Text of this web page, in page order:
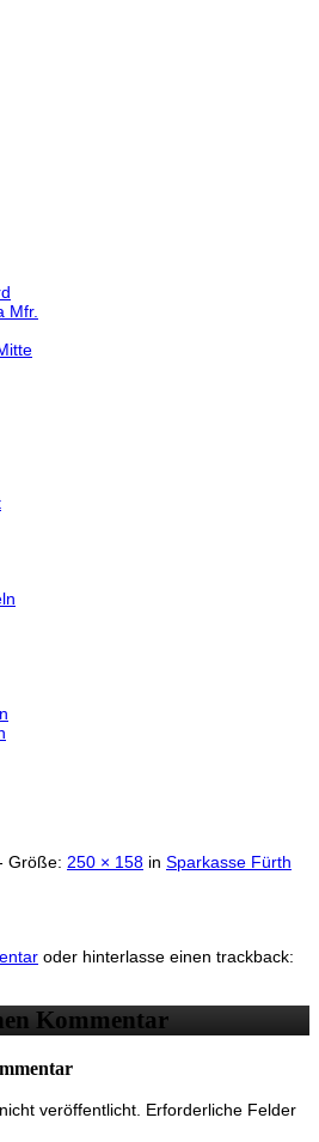
Mfr.
Größe: 250 × 158 in Sparkasse Fürth
oder hinterlasse einen trackback:
Kommentar
veröffentlicht. Erforderliche Felder